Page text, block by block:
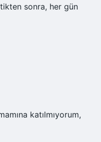
sonra, her gün
katılmıyorum,